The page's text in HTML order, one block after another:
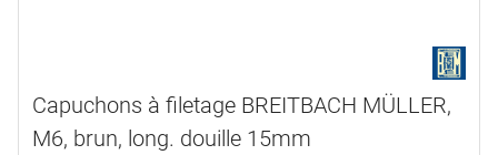
Capuchons à filetage BREITBACH MÜLLER,
M6, brun, long. douille 15mm